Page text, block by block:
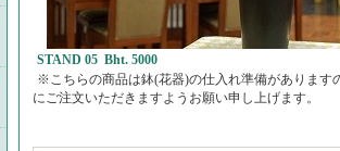
STAND 05 Bht. 5000
※こちらの商品は鉢(花器)の仕入れ準備があります
にご注文いただきますようお願い申し上げます。